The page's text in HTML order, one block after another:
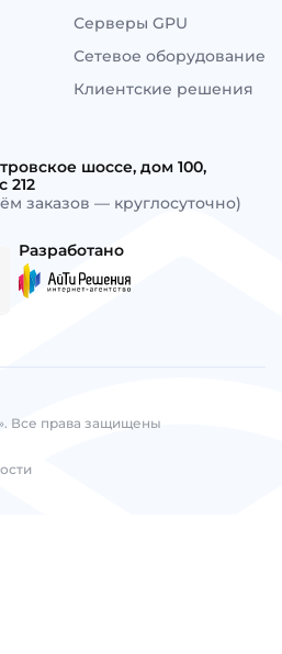
Серверы GPU
Сетевое оборудование
Клиентские решения
шоссе, дом 100,
212
заказов — круглосуточно)
Разработано
Все права защищены